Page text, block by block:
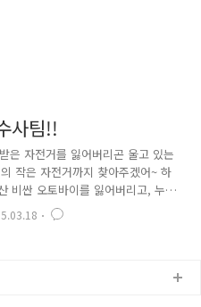
사팀!!
은 자전거를 잃어버리곤 울고 있는
작은 자전거까지 찾아주겠어~ 하
비싼 오토바이를 잃어버리고, 누군
파손... 경찰서에 들러 신고는 하
수 있을지 걱정입니다. 하면 형사
선순위에 밀려 상대적으로 수사